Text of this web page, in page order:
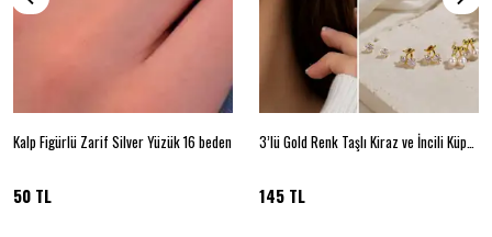
Kalp Figürlü Zarif Silver Yüzük 16 beden
50 TL
3’lü Gold Renk Taşlı Kiraz ve İncili Küpe Seti
145 TL